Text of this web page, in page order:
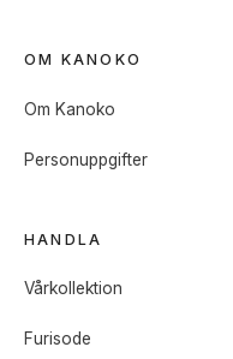
OM KANOKO
Om Kanoko
Personuppgifter
HANDLA
Vårkollektion
Furisode